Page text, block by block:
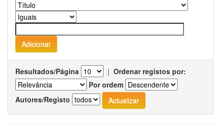
Resultados/Página | Ordenar registos por:
Por ordem
Autores/Registo